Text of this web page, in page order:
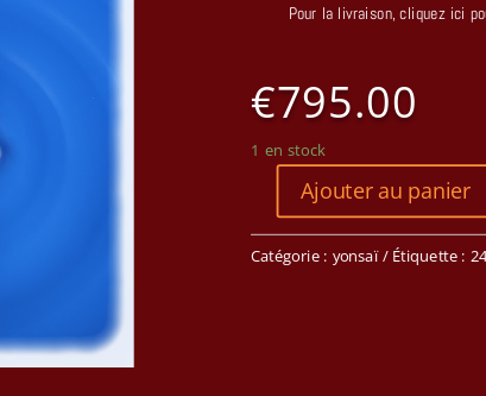
Pour la livraison, cliquez ici
€795.00
1 en stock
Ajouter au panier
Catégorie : yonsaï Étiquette :